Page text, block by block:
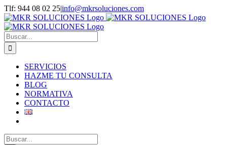
Saltar
al
contenido
Tlf: 944 08 02 25|info@mkrsoluciones.com
Buscar:
SERVICIOS
HAZME TU CONSULTA
BLOG
NORMATIVA
CONTACTO
Buscar: